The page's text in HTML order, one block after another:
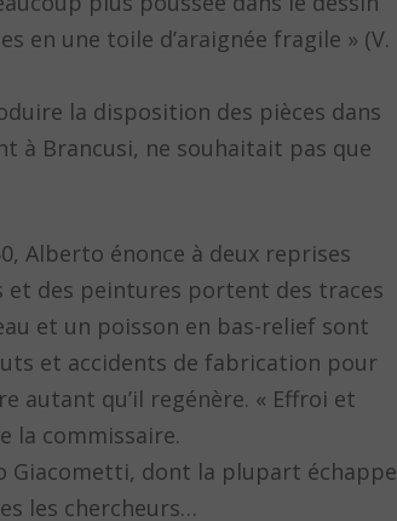
en une toile d’araignée fragile » (V.
la disposition des pièces dans
à Brancusi, ne souhaitait pas que
Alberto énonce à deux reprises
et des peintures portent des traces
et un poisson en bas-relief sont
et accidents de fabrication pour
autant qu’il regénère. « Effroi et
la commissaire.
Giacometti, dont la plupart échappe
les chercheurs…